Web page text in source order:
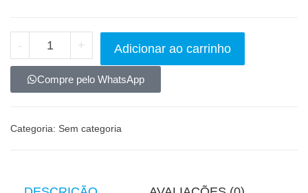
- + Adicionar ao carrinho
Compre pelo WhatsApp
Categoria: Sem categoria